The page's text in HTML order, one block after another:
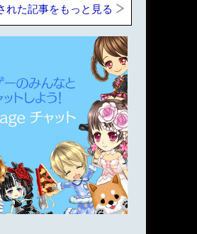
れた記事をもっと見る